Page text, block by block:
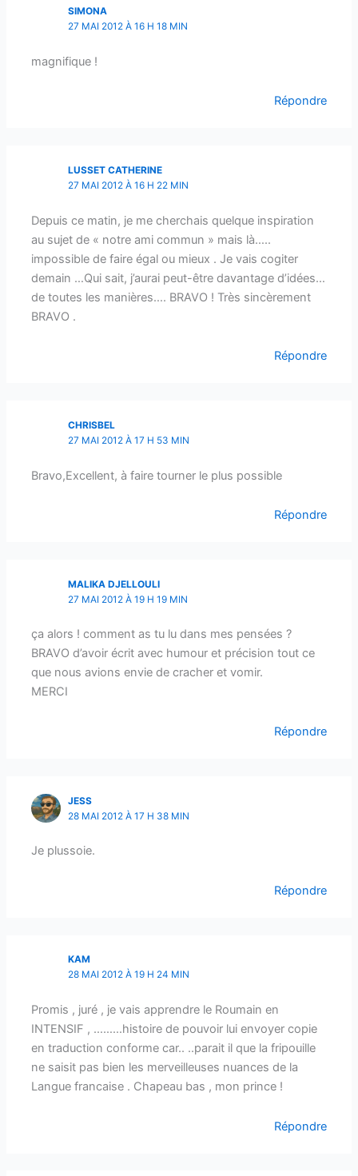
SIMONA
27 MAI 2012 À 16 H 18 MIN
magnifique !
Répondre
LUSSET CATHERINE
27 MAI 2012 À 16 H 22 MIN
Depuis ce matin, je me cherchais quelque inspiration
au sujet de « notre ami commun » mais là…..
impossible de faire égal ou mieux . Je vais cogiter
demain …Qui sait, j’aurai peut-être davantage d’idées…
de toutes les manières…. BRAVO ! Très sincèrement
BRAVO .
Répondre
CHRISBEL
27 MAI 2012 À 17 H 53 MIN
Bravo,Excellent, à faire tourner le plus possible
Répondre
MALIKA DJELLOULI
27 MAI 2012 À 19 H 19 MIN
ça alors ! comment as tu lu dans mes pensées ?
BRAVO d’avoir écrit avec humour et précision tout ce
que nous avions envie de cracher et vomir.
MERCI
Répondre
JESS
28 MAI 2012 À 17 H 38 MIN
Je plussoie.
Répondre
KAM
28 MAI 2012 À 19 H 24 MIN
Promis , juré , je vais apprendre le Roumain en
INTENSIF , ………histoire de pouvoir lui envoyer copie
en traduction conforme car.. ..parait il que la fripouille
ne saisit pas bien les merveilleuses nuances de la
Langue francaise . Chapeau bas , mon prince !
Répondre